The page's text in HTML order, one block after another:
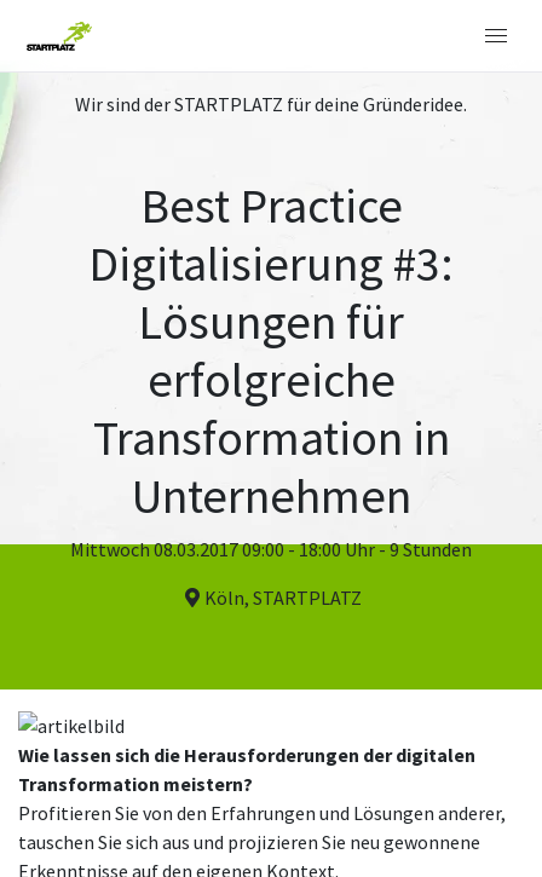
Wir sind der STARTPLATZ für deine Gründeridee.
Best Practice
Digitalisierung #3:
Lösungen für
erfolgreiche
Transformation in
Unternehmen
Mittwoch 08.03.2017 09:00 - 18:00 Uhr - 9 Stunden
Köln, STARTPLATZ
Wie lassen sich die Herausforderungen der digitalen
Transformation meistern?
Profitieren Sie von den Erfahrungen und Lösungen anderer,
tauschen Sie sich aus und projizieren Sie neu gewonnene
Erkenntnisse auf den eigenen Kontext.